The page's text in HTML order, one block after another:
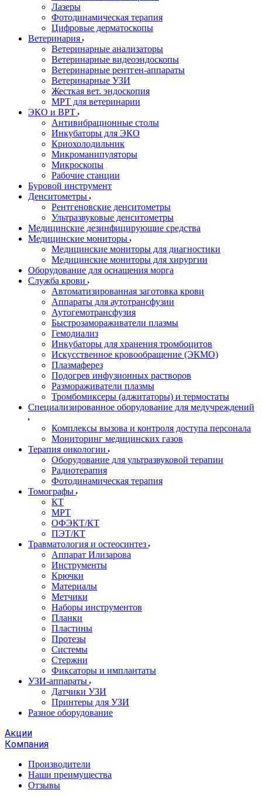
Лазеры
Фотодинамическая терапия
Цифровые дерматоскопы
Ветеринария
Ветеринарные анализаторы
Ветеринарные видеоэндоскопы
Ветеринарные рентген-аппараты
Ветеринарные УЗИ
Жесткая вет. эндоскопия
МРТ для ветеринарии
ЭКО и ВРТ
Антивибрационные столы
Инкубаторы для ЭКО
Криохолодильник
Микроманипуляторы
Микроскопы
Рабочие станции
Буровой инструмент
Денситометры
Рентгеновские денситометры
Ультразвуковые денситометры
Медицинские дезинфицирующие средства
Медицинские мониторы
Медицинские мониторы для диагностики
Медицинские мониторы для хирургии
Оборудование для оснащения морга
Служба крови
Автоматизированная заготовка крови
Аппараты для аутотрансфузии
Аутогемотрансфузия
Быстрозамораживатели плазмы
Гемодиализ
Инкубаторы для хранения тромбоцитов
Искусственное кровообращение (ЭКМО)
Плазмаферез
Подогрев инфузионных растворов
Размораживатели плазмы
Тромбомиксеры (аджитаторы) и термостаты
Специализированное оборудование для медучреждений
Комплексы вызова и контроля доступа персонала
Мониторинг медицинских газов
Терапия онкологии
Оборудование для ультразвуковой терапии
Радиотерапия
Фотодинамическая терапия
Томографы
КТ
МРТ
ОФЭКТ/КТ
ПЭТ/КТ
Травматология и остеосинтез
Аппарат Илизарова
Инструменты
Крючки
Материалы
Метчики
Наборы инструментов
Планки
Пластины
Протезы
Системы
Стержни
Фиксаторы и имплантаты
УЗИ-аппараты
Датчики УЗИ
Принтеры для УЗИ
Разное оборудование
Акции
Компания
Производители
Наши преимущества
Отзывы